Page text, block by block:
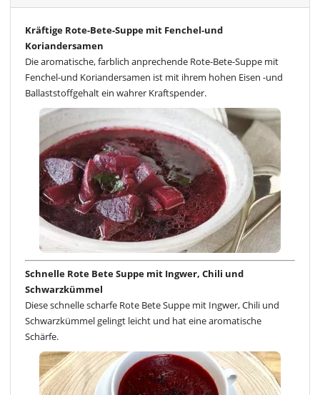
Kräftige Rote-Bete-Suppe mit Fenchel-und
Koriandersamen
Die aromatische, farblich anprechende Rote-Bete-Suppe mit
Fenchel-und Koriandersamen ist mit ihrem hohen Eisen -und
Ballaststoffgehalt ein wahrer Kraftspender.
Schnelle Rote Bete Suppe mit Ingwer, Chili und
Schwarzkümmel
Diese schnelle scharfe Rote Bete Suppe mit Ingwer, Chili und
Schwarzkümmel gelingt leicht und hat eine aromatische
Schärfe.